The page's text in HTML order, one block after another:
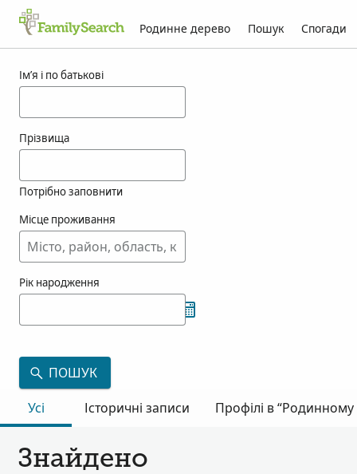
Родинне дерево Пошук Спогади
Ім’я і по батькові
Прізвища
Потрібно заповнити
Місце проживання
Рік народження
ПОШУК
Усі
Історичні записи Профілі в “Родинному
Знайдено